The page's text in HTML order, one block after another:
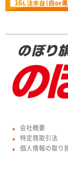
● 会社概要
● 特定商取引法
● 個人情報の取り